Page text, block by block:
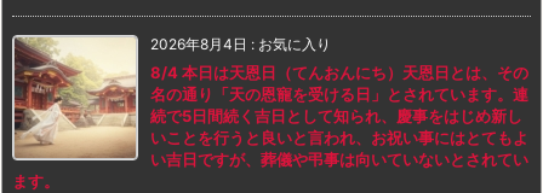
2026年8月4日 : お気に入り
8/4 本日は天恩日（てんおんにち）天恩日とは、その
名の通り「天の恩寵を受ける日」とされています。連
続で5日間続く吉日として知られ、慶事をはじめ新し
いことを行うと良いと言われ、お祝い事にはとてもよ
い吉日ですが、葬儀や弔事は向いていないとされてい
ます。